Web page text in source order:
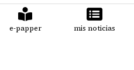
e-papper mis noticias